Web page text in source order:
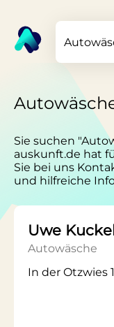
Sie suchen
auskunft.de hat
Sie bei uns
und hilfreiche
Uwe
Autowäsche
In der Otzwies